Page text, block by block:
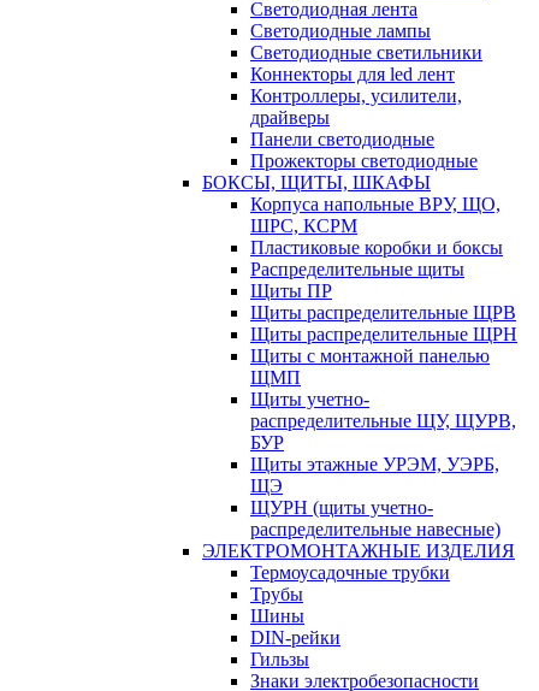
Светодиодная лента
Светодиодные лампы
Светодиодные светильники
Коннекторы для led лент
Контроллеры, усилители,
драйверы
Панели светодиодные
Прожекторы светодиодные
БОКСЫ, ЩИТЫ, ШКАФЫ
Корпуса напольные ВРУ, ЩО,
ШРС, КСРМ
Пластиковые коробки и боксы
Распределительные щиты
Щиты ПР
Щиты распределительные ЩРВ
Щиты распределительные ЩРН
Щиты с монтажной панелью
ЩМП
Щиты учетно-
распределительные ЩУ, ЩУРВ,
БУР
Щиты этажные УРЭМ, УЭРБ,
ЩЭ
ЩУРН (щиты учетно-
распределительные навесные)
ЭЛЕКТРОМОНТАЖНЫЕ ИЗДЕЛИЯ
Термоусадочные трубки
Трубы
Шины
DIN-рейки
Гильзы
Знаки электробезопасности